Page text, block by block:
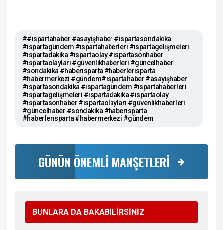
##ıspartahaber #asayişhaber #ıspartasondakika
#ıspartagündem #ıspartahaberleri #ıspartagelişmeleri
#ıspartadakika #ıspartaolay #ıspartasonhaber
#ıspartaolayları #güvenlikhaberleri #güncelhaber
#sondakika #haberısparta #haberlerısparta
#habermerkezi #gündem#ıspartahaber #asayişhaber
#ıspartasondakika #ıspartagündem #ıspartahaberleri
#ıspartagelişmeleri #ıspartadakika #ıspartaolay
#ıspartasonhaber #ıspartaolayları #güvenlikhaberleri
#güncelhaber #sondakika #haberısparta
#haberlerısparta #habermerkezi #gündem
GÜNÜN ÖNEMLİ MANŞETLERİ
BUNLARA DA BAKABİLİRSİNİZ